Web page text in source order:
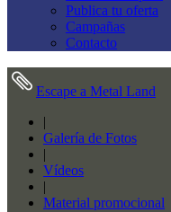
Publica tu oferta
Campañas
Contacto
Escape a Metal Land
|
Galería de Fotos
|
Vídeos
|
Material promocional